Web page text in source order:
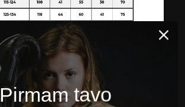
Pirmam tavo